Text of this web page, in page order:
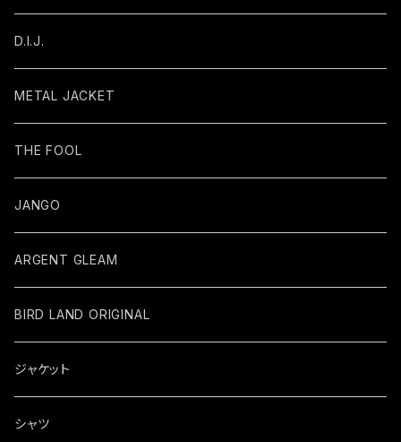
D.I.J.
METAL JACKET
THE FOOL
JANGO
ARGENT GLEAM
BIRD LAND ORIGINAL
ジャケット
シャツ